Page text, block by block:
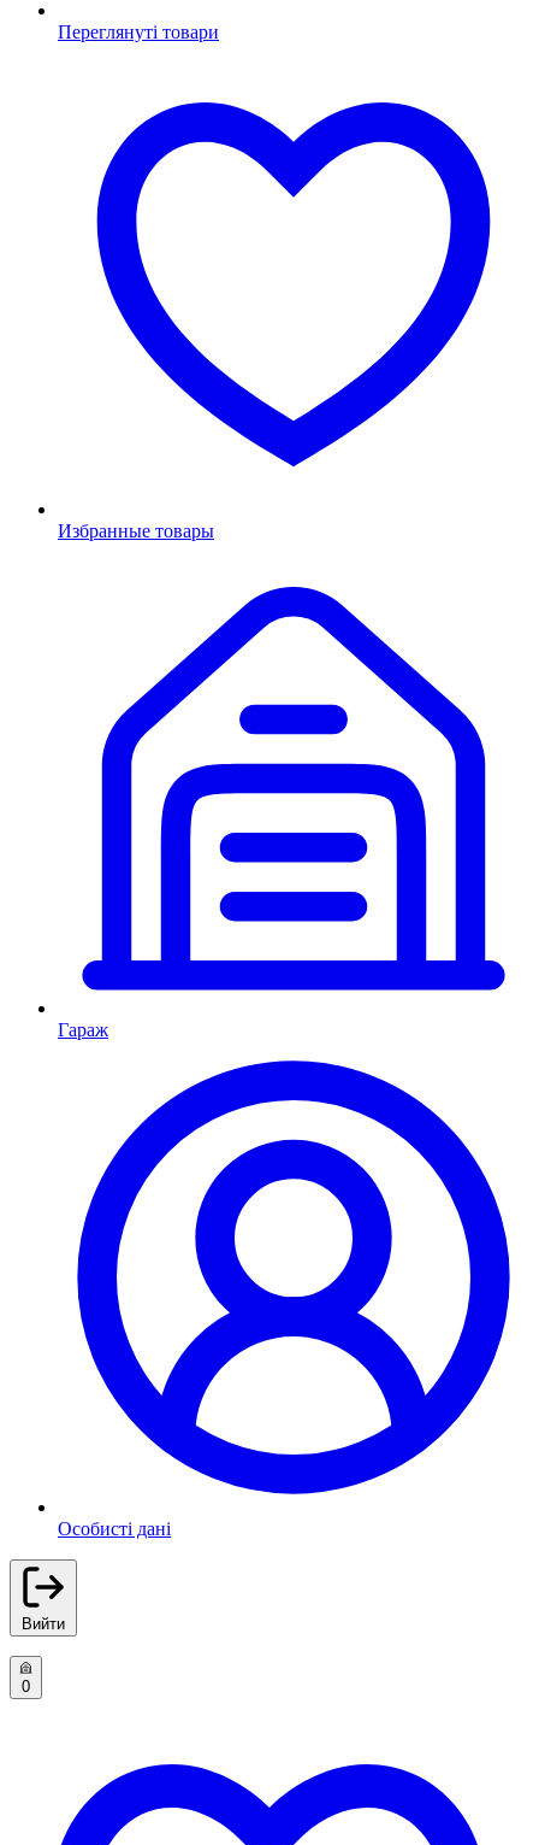
Переглянуті товари
Избранные товары
Гараж
Особисті дані
Вийти
0